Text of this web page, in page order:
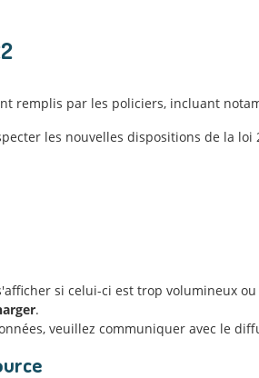
remplis par les policiers, incluant
les nouvelles dispositions de la
si celui-ci est trop volumineux
.
veuillez communiquer avec le